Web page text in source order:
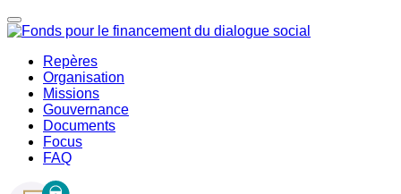
Repères
Organisation
Missions
Gouvernance
Documents
Focus
FAQ